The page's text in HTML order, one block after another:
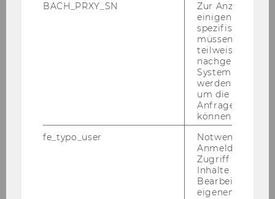
LL.M. (Uni Wien)
Grund­fra­gen des Per­so­nen­scha­dens
RA Univ.-Prof. iR Mag. Dr. Chris­ti­an
Zum Ver­hält­nis des Ver­wen­dungs­an­
spruchs zu den §§ 329 f ABGB
Na­ta­scha
Brand­stät­ter (Uni Salz­burg)
Isa­bel­le Von­kilch, LL.M.(WU
BACH_PRXY_SN
Zur Anzeige von
einigen WU-
spezifischen
müssen
teilweise von
nachgelagerten
System
werden.
um die Antwort
Anfrage
können.
fe_typo_user
Notwendig für
Anmeldung und
Zugriff auf
Inhalte oder zur
Bearbeitung des
eigenen Profils.